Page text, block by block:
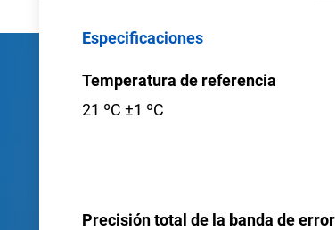
Especificaciones
Temperatura de referencia
21 ºC ±1 ºC
Precisión total de la banda de error